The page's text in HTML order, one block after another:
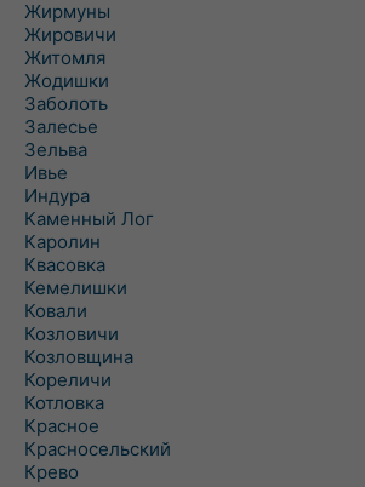
Жирмуны
Жировичи
Житомля
Жодишки
Заболоть
Залесье
Зельва
Ивье
Индура
Каменный Лог
Каролин
Квасовка
Кемелишки
Ковали
Козловичи
Козловщина
Кореличи
Котловка
Красное
Красносельский
Крево